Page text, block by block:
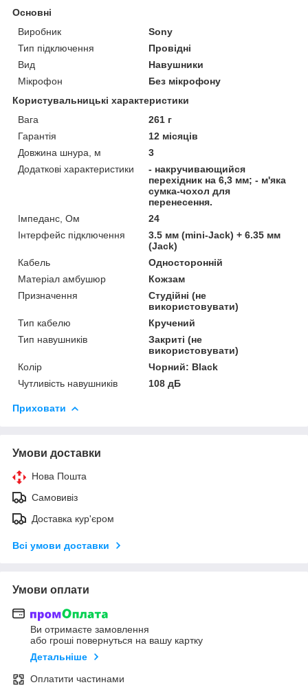
Основні
Виробник
Sony
Тип підключення
Провідні
Вид
Навушники
Мікрофон
Без мікрофону
Користувальницькі характеристики
Вага
261 г
Гарантія
12 місяців
Довжина шнура, м
3
Додаткові характеристики
- накручивающийся
перехідник на 6,3 мм; - м'яка
сумка-чохол для
перенесення.
Імпеданс, Ом
24
Інтерфейс підключення
3.5 мм (mini-Jack) + 6.35 мм
(Jack)
Кабель
Односторонній
Матеріал амбушюр
Кожзам
Призначення
Студійні (не
використовувати)
Тип кабелю
Кручений
Тип навушників
Закриті (не
використовувати)
Колір
Чорний: Black
Чутливість навушників
108 дБ
Приховати
Умови доставки
Нова Пошта
Самовивіз
Доставка кур'єром
Всі умови доставки
Умови оплати
Ви отримаєте замовлення
або гроші повернуться на вашу картку
Детальніше
Оплатити частинами